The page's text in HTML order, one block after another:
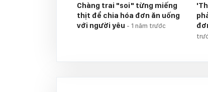
Chàng trai "soi" từng miếng
thịt để chia hóa đơn ăn uống
với người yêu - 1 năm trước